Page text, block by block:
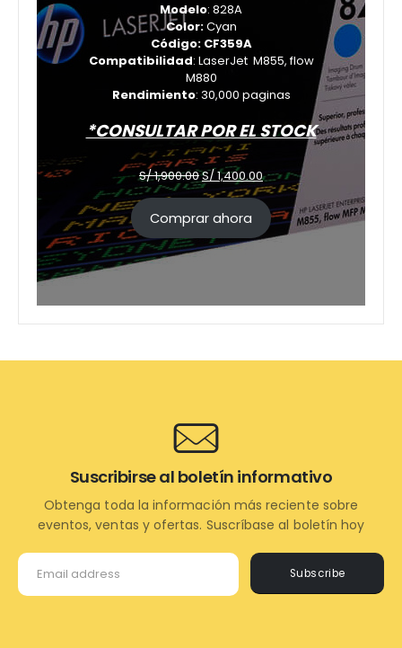
Modelo: 828A
Color:Cyan
Código: CF359A
Compatibilidad: LaserJet M855, flow
M880
Rendimiento: 30,000 paginas
*CONSULTAR POR EL STOCK
S/1,900.00El
precio
original
era:
S/ 1,900.00.
S/1,400.00El
precio
actual
es:
S/ 1,400.00.
Comprar ahora
Subscribe
Suscribirse al boletín informativo
Obtenga toda la información más reciente sobre
eventos, ventas y ofertas. Suscríbase al boletín hoy